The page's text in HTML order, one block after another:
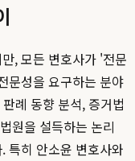
, 모든 변호사가 '전문
문성을 요구하는 분야
례 동향 분석, 증거법
원을 설득하는 논리
특히 안소윤 변호사와